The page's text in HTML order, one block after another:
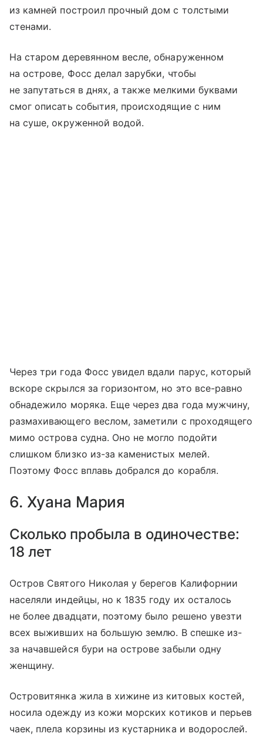
из камней построил прочный дом с толстыми
стенами.
На старом деревянном весле, обнаруженном
на острове, Фосс делал зарубки, чтобы
не запутаться в днях, а также мелкими буквами
смог описать события, происходящие с ним
на суше, окруженной водой.
Через три года Фосс увидел вдали парус, который
вскоре скрылся за горизонтом, но это все-равно
обнадежило моряка. Еще через два года мужчину,
размахивающего веслом, заметили с проходящего
мимо острова судна. Оно не могло подойти
слишком близко из-за каменистых мелей.
Поэтому Фосс вплавь добрался до корабля.
6. Хуана Мария
Сколько пробыла в одиночестве:
18 лет
Остров Святого Николая у берегов Калифорнии
населяли индейцы, но к 1835 году их осталось
не более двадцати, поэтому было решено увезти
всех выживших на большую землю. В спешке из-
за начавшейся бури на острове забыли одну
женщину.
Островитянка жила в хижине из китовых костей,
носила одежду из кожи морских котиков и перьев
чаек, плела корзины из кустарника и водорослей.